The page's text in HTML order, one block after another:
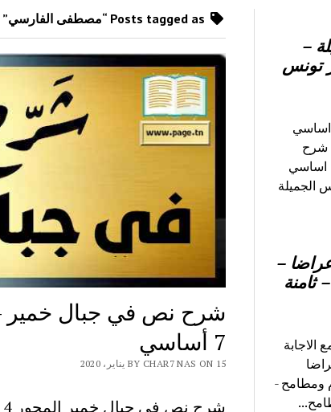
–
تونس
شرح قصيدة تونس الجميلة 7 اساسي
شرح
نصوص محور تونس الجميلة 7 اساسي
الجميلة
–
ثامنة
ومطامح -
شرح نص في جبال خمير
7 أساسي
BY CHAR7 NAS ON 15 يناير، 2020